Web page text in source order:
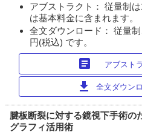
アブストラクト： 従量制
は基本料金に含まれます。
全文ダウンロード： 従量
円(税込) です。
article アブスト
download 全文ダウン
腱板断裂に対する鏡視下手術の
グラフィ活用術